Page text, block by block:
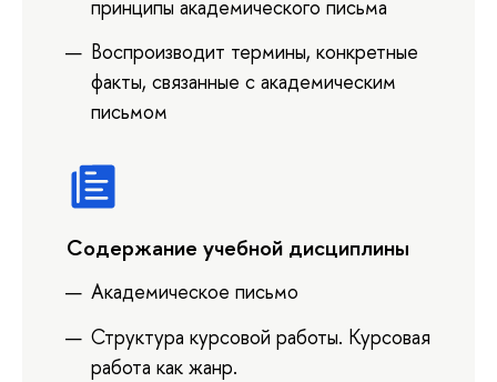
принципы академического письма
Воспроизводит термины, конкретные
факты, связанные с академическим
письмом
Содержание учебной дисциплины
Академическое письмо
Структура курсовой работы. Курсовая
работа как жанр.